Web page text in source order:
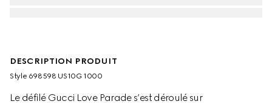
DESCRIPTION PRODUIT
Style ‎698598 US10G 1000
Le défilé Gucci Love Parade s’est déroulé sur